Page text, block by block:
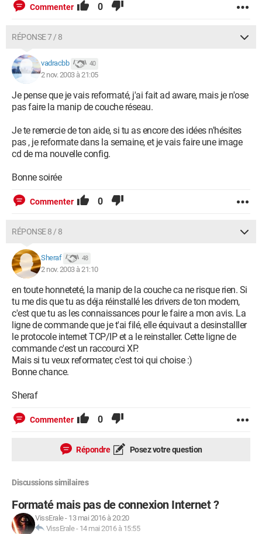
Commenter 0
RÉPONSE 7 / 8
vadracbb 40
2 nov. 2003 à 21:05
Je pense que je vais reformaté, j'ai fait ad aware, mais je n'ose
pas faire la manip de couche réseau.
Je te remercie de ton aide, si tu as encore des idées n'hésites
pas , je reformate dans la semaine, et je vais faire une image
cd de ma nouvelle config.
Bonne soirée
Commenter 0
RÉPONSE 8 / 8
Sheraf 48
2 nov. 2003 à 21:10
en toute honneteté, la manip de la couche ca ne risque rien. Si
tu me dis que tu as déja réinstallé les drivers de ton modem,
c'est que tu as les connaissances pour le faire a mon avis. La
ligne de commande que je t'ai filé, elle équivaut a desinstalller
le protocole internet TCP/IP et a le reinstaller. Cette ligne de
commande c'est un raccourci XP.
Mais si tu veux reformater, c'est toi qui choise :)
Bonne chance.
Sheraf
Commenter 0
Répondre Posez votre question
Discussions similaires
Formaté mais pas de connexion Internet ?
VissErale- 13 mai 2016 à 20:20
VissErale- 14 mai 2016 à 15:55